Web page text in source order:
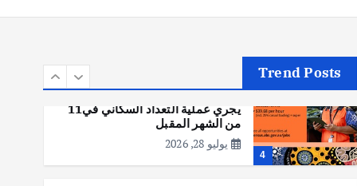
Trend Posts
يوليو 30, 2026
4
مكتب الإحصاءات الأسترالي (ABS)
يجري عملية التعداد السكاني في11
من الشهر المقبل
يوليو 28, 2026